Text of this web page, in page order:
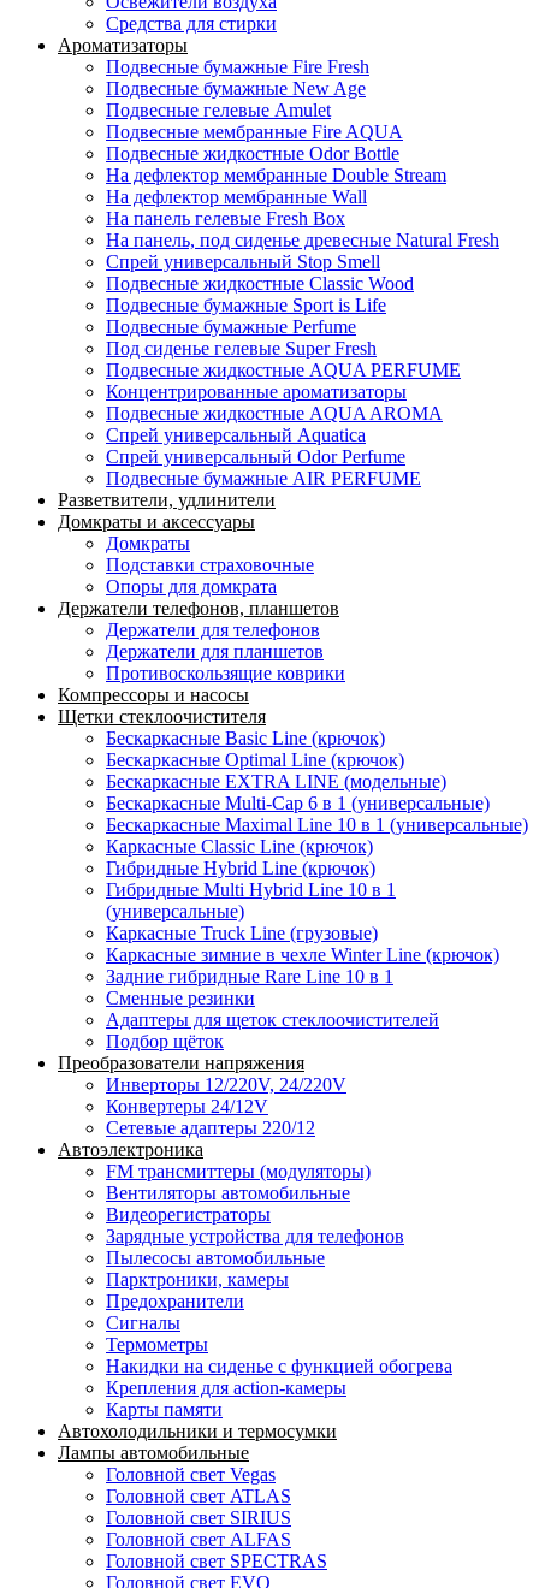
Средства для стирки
Ароматизаторы
Подвесные бумажные Fire Fresh
Подвесные бумажные New Age
Подвесные гелевые Amulet
Подвесные мембранные Fire AQUA
Подвесные жидкостные Odor Bottle
На дефлектор мембранные Double Stream
На дефлектор мембранные Wall
На панель гелевые Fresh Box
На панель, под сиденье древесные Natural Fresh
Спрей универсальный Stop Smell
Подвесные жидкостные Classic Wood
Подвесные бумажные Sport is Life
Подвесные бумажные Perfume
Под сиденье гелевые Super Fresh
Подвесные жидкостные AQUA PERFUME
Концентрированные ароматизаторы
Подвесные жидкостные AQUA AROMA
Спрей универсальный Aquatica
Спрей универсальный Odor Perfume
Подвесные бумажные AIR PERFUME
Разветвители, удлинители
Домкраты и аксессуары
Домкраты
Подставки страховочные
Опоры для домкрата
Держатели телефонов, планшетов
Держатели для телефонов
Держатели для планшетов
Противоскользящие коврики
Компрессоры и насосы
Щетки стеклоочистителя
Бескаркасные Basic Line (крючок)
Бескаркасные Optimal Line (крючок)
Бескаркасные EXTRA LINE (модельные)
Бескаркасные Multi-Cap 6 в 1 (универсальные)
Бескаркасные Maximal Line 10 в 1 (универсальные)
Каркасные Classic Line (крючок)
Гибридные Hybrid Line (крючок)
Гибридные Multi Hybrid Line 10 в 1
(универсальные)
Каркасные Truck Line (грузовые)
Каркасные зимние в чехле Winter Line (крючок)
Задние гибридные Rare Line 10 в 1
Сменные резинки
Адаптеры для щеток стеклоочистителей
Подбор щёток
Преобразователи напряжения
Инверторы 12/220V, 24/220V
Конвертеры 24/12V
Сетевые адаптеры 220/12
Автоэлектроника
FM трансмиттеры (модуляторы)
Вентиляторы автомобильные
Видеорегистраторы
Зарядные устройства для телефонов
Пылесосы автомобильные
Парктроники, камеры
Предохранители
Сигналы
Термометры
Накидки на сиденье с функцией обогрева
Крепления для action-камеры
Карты памяти
Автохолодильники и термосумки
Лампы автомобильные
Головной свет Vegas
Головной свет ATLAS
Головной свет SIRIUS
Головной свет ALFAS
Головной свет SPECTRAS
Головной свет EVO